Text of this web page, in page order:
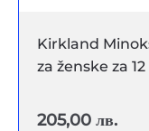
Kirkland
za ženske za
205,00 лв.